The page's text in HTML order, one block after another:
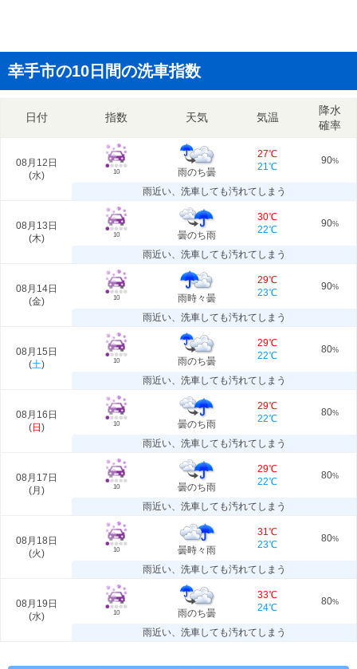
幸手市の10日間の洗車指数
日付 指数 天気 気温
降水
確率
08月12日
(水) 10 雨のち曇
27℃
21℃
90%
雨近い、洗車しても汚れてしまう
08月13日
(木) 10 曇のち雨
30℃
22℃
90%
雨近い、洗車しても汚れてしまう
08月14日
(金) 10 雨時々曇
29℃
23℃
90%
雨近い、洗車しても汚れてしまう
08月15日
(土) 10 雨のち曇
29℃
22℃
80%
雨近い、洗車しても汚れてしまう
08月16日
(日 ) 10 曇のち雨
29℃
22℃
80%
雨近い、洗車しても汚れてしまう
08月17日
(月 ) 10 曇のち雨
29℃
22℃
80%
雨近い、洗車しても汚れてしまう
08月18日
(火) 10 曇時々雨
31℃
23℃
80%
雨近い、洗車しても汚れてしまう
08月19日
(水) 10 雨のち曇
33℃
24℃
80%
雨近い、洗車しても汚れてしまう